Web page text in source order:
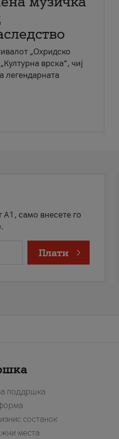
„Охридско
врска“, чиј
легендарната
А1, само внесете го
Плати
поддршка
состанок
места